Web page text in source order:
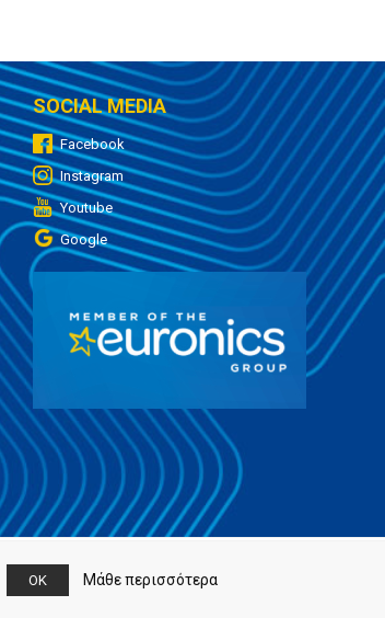
SOCIAL MEDIA
Facebook
Instagram
Youtube
Google
OK Μάθε περισσότερα